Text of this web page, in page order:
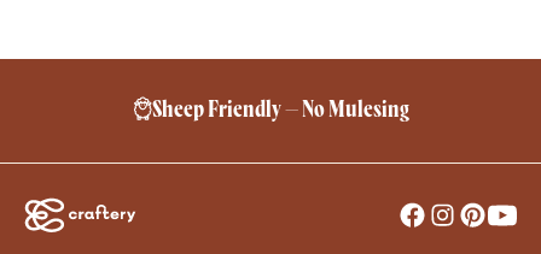
Sheep Friendly – No Mulesing